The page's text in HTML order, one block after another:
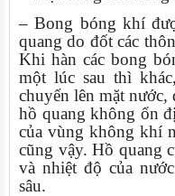
– Bong bóng khí
quang do đốt các
Khi hàn các bong
một lúc sau thì
chuyển lên mặt
hồ quang không ổn
của vùng không khí
cũng vậy. Hồ quang
và nhiệt độ của
sâu.